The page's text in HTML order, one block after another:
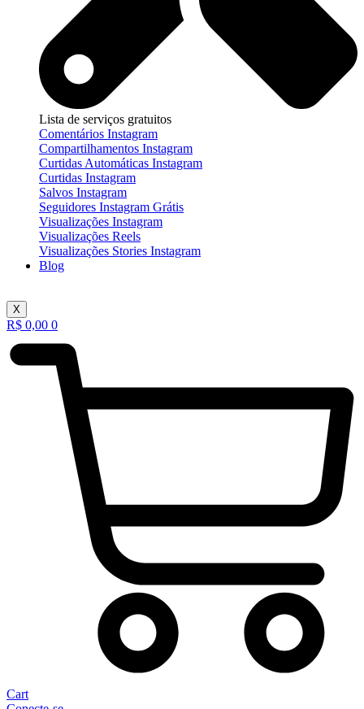
Lista de serviços gratuitos
Comentários Instagram
Compartilhamentos Instagram
Curtidas Automáticas Instagram
Curtidas Instagram
Salvos Instagram
Seguidores Instagram Grátis
Visualizações Instagram
Visualizações Reels
Visualizações Stories Instagram
Blog
X
R$ 0,00 0
Cart